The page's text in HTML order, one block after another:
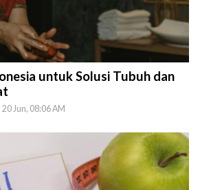
untuk Solusi Tubuh dan
20 Jun, 08:06 AM